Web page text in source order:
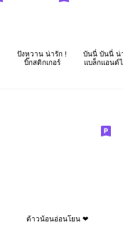
ปังหวาน น่ารัก !
บิ๊กสติกเกอร์
บันนี่ บันนี่ น่
แบล็กแอนด์
ต้าวน้อนอ่อนโยน ❤